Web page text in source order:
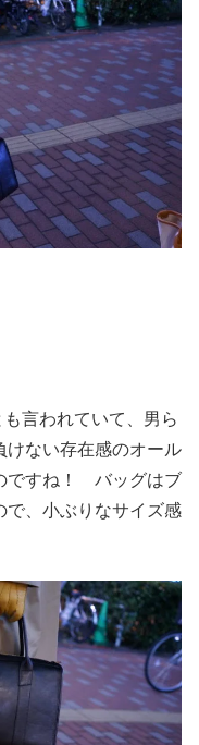
言われていて、男ら
けない存在感のオール
ですね！ バッグはブ
で、小ぶりなサイズ感